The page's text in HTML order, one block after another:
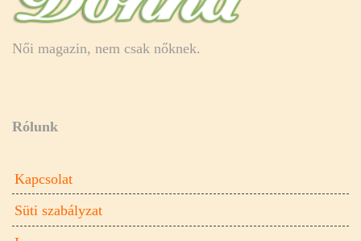
Női magazin, nem csak nőknek.
Rólunk
Kapcsolat
Süti szabályzat